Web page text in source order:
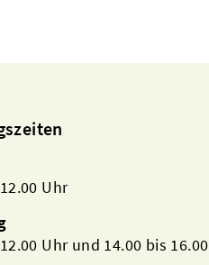
Uhr
Uhr und 14.00 bis 16.00